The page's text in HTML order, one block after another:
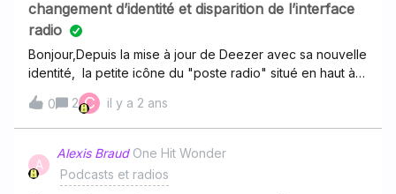
changement d’identité et disparition de l’interface
radio
Bonjour,Depuis la mise à jour de Deezer avec sa nouvelle
identité, la petite icône du "poste radio" situé en haut à
droite de l’écran à complètement disparue. Je ne
retrouve pas l’écran d’interface radio où l’on pouvait
choisir sa radio, "zapper" et découvrir d’autres
suggestions de radios. De même pour les podcasts, des
catégories ont disparues. Par exemple les podcasts sur
l’apprentissage des langues étrangères. Pouvez-vous
0 2 C il y a 2 ans
A
Alexis Braud One Hit Wonder
Podcasts et radios